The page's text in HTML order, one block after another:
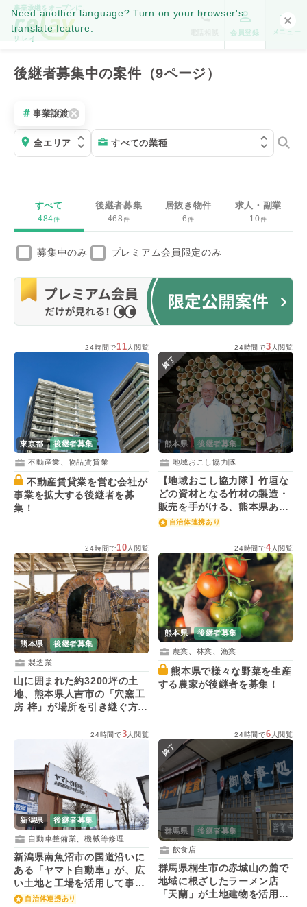
Need another language? Turn on your browser's
translate feature.
事業承継をオープンに。
会員登録 メニュー
後継者募集中の案件（9ページ）
事業譲渡
すべて
484件
後継者募集
468 件
居抜き物件
6 件
求人・副業
10件
募集中のみ プレミアム会員限定のみ
24時間で11 人閲覧
東京都 後継者募集
不動産業、物品賃貸業
事業を拡大する後継者を募
集！
24時間で3 人閲覧
終了
熊本県 後継者募集
地域おこし協力隊
【地域おこし協力隊】竹垣な
どの資材となる竹材の製造・
販売を手がける、熊本県あさ
ぎり町の「肥後竹材」が後継
自治体連携あり
24時間で10 人閲覧
熊本県 後継者募集
製造業
山に囲まれた約3200坪の土
地、熊本県人吉市の「穴窯工
房 梓」が場所を引き継ぐ方を
24時間で4人閲覧
熊本県 後継者募集
農業、林業、漁業
熊本県で様々な野菜を生産
する農家が後継者を募集！
24時間で3 人閲覧
新潟県 後継者募集
自動車整備業、機械等修理
新潟県南魚沼市の国道沿いに
ある「ヤマト自動車」が、広
い土地と工場を活用して事業
をしたい人を募集！
自治体連携あり
24時間で6 人閲覧
終了
群馬県 後継者募集
飲食店
群馬県桐生市の赤城山の麓で
地域に根ざしたラーメン店
「天蘭」が土地建物を活用す